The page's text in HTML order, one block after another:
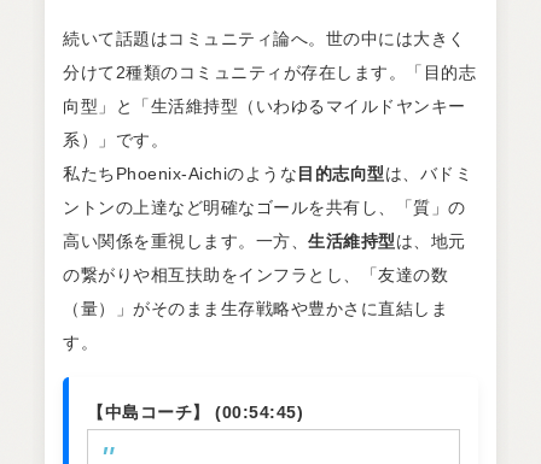
続いて話題はコミュニティ論へ。世の中には大きく
分けて2種類のコミュニティが存在します。「目的志
向型」と「生活維持型（いわゆるマイルドヤンキー
系）」です。
私たちPhoenix-Aichiのような 目的志向型は、バドミ
ントンの上達など明確なゴールを共有し、「質」の
高い関係を重視します。一方、生活維持型は、地元
の繋がりや相互扶助をインフラとし、「友達の数
（量）」がそのまま生存戦略や豊かさに直結しま
す。
【中島コーチ】 (00:54:45)